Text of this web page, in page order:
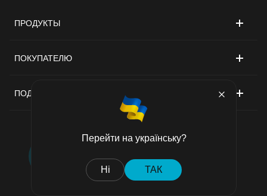
Перейти на українську?
Ні ТАК
ПРОДУКТЫ
ПОКУПАТЕЛЮ
ПОДДЕРЖКА
Договор публичной оферты